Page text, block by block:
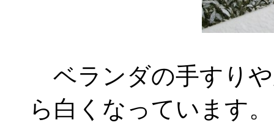
ベランダの手すり
ら白くなっています